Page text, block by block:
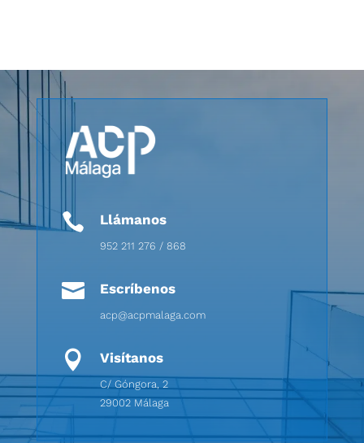
 Llámanos
952 211 276 / 868
 Escríbenos
acp@acpmalaga.com
 Visítanos
C/ Góngora, 2
29002 Málaga